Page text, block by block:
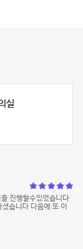
실
진행할수있었습니다
습니다 다음에 또 이